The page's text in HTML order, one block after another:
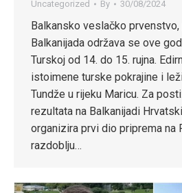
Uncategorized By 30/08/2024
Balkansko veslačko
Balkanijada održava se ove
Turskoj od 14. do 15. rujna.
istoimene turske pokrajine i
Tundže u rijeku Maricu. Za
rezultata na Balkanijadi
organizira prvi dio priprema na
razdoblju…